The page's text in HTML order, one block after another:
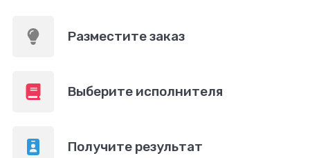
Разместите заказ
Выберите исполнителя
Получите результат